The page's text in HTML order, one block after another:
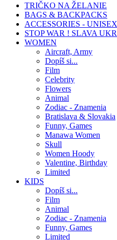
TRIČKO NA ŽELANIE
BAGS & BACKPACKS
ACCESSORIES - UNISEX
STOP WAR ! SLAVA
WOMEN
Aircraft, Army
Dopíš si...
Film
Celebrity
Flowers
Animal
Zodiac - Znamenia
Bratislava & Slovakia
Funny, Games
Manawa Women
Skull
Women Hoody
Valentine, Birthday
Limited
KIDS
Dopíš si...
Film
Animal
Zodiac - Znamenia
Funny, Games
Limited